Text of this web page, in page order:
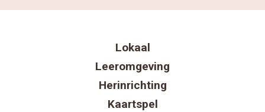
Lokaal
Leeromgeving
Herinrichting
Kaartspel